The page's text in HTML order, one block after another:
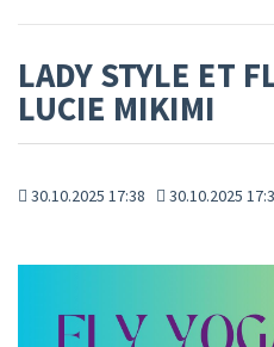
LADY STYLE ET
LUCIE MIKIMI
30.10.2025 17:38 30.10.2025